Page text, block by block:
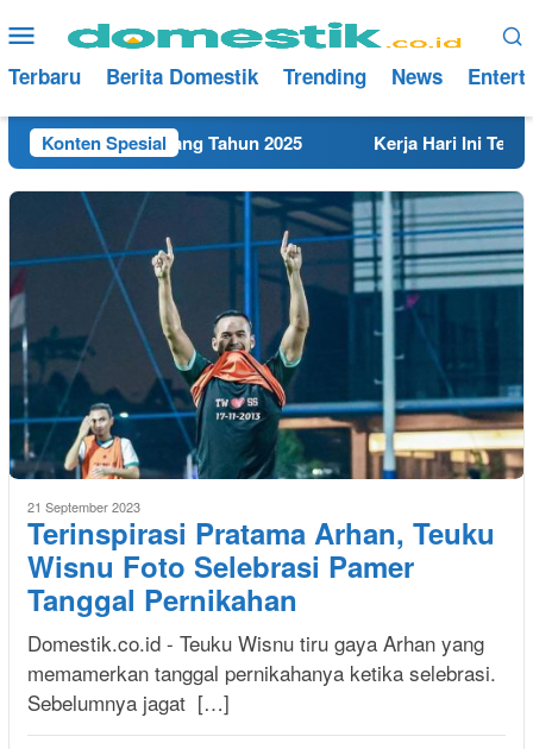
ke
konten
Menu
Mobile
Terbaru Berita Domestik Trending News
Konten Spesial
di Rembang Tahun 2025 Kerja Hari Ini
21 September 2023
Terinspirasi Pratama Arhan, Teuku
Wisnu Foto Selebrasi Pamer
Tanggal Pernikahan
Domestik.co.id - Teuku Wisnu tiru gaya Arhan yang
memamerkan tanggal pernikahanya ketika selebrasi.
Sebelumnya jagat […]